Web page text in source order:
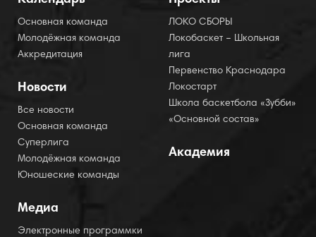
Основная команда
Молодёжная команда
Аккредитация
Новости
Все новости
Основная команда
Суперлига
Молодёжная команда
Юношеские команды
Медиа
Электронные программки
ЛОКО СБОРЫ
Локобаскет – Школьная
лига
Первенство Краснодара
Локостарт
Школа баскетбола «Зубби»
«Основной состав»
Академия